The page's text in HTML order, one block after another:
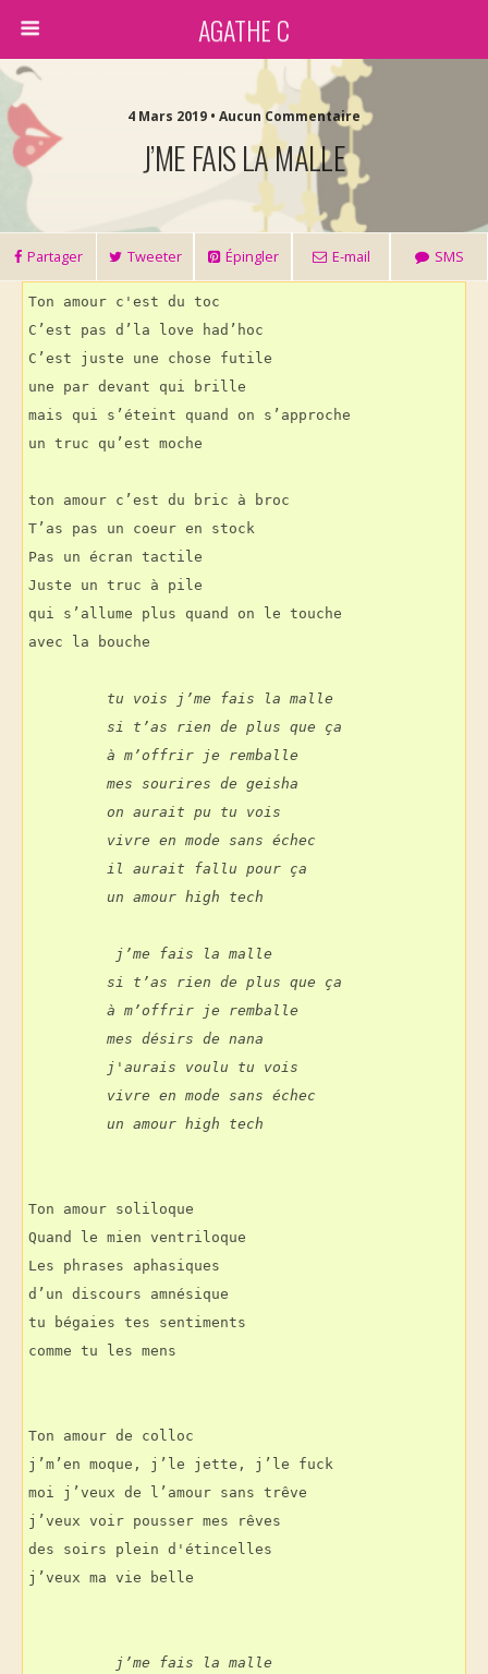
AGATHE C
4 Mars 2019 • Aucun Commentaire
J’ME FAIS LA MALLE
Partager Tweeter Épingler E-mail SMS
Ton amour c'est du toc
C’est pas d’la love had’hoc
C’est juste une chose futile
une par devant qui brille
mais qui s’éteint quand on s’approche
un truc qu’est moche
ton amour c’est du bric à broc
T’as pas un coeur en stock
Pas un écran tactile
Juste un truc à pile
qui s’allume plus quand on le touche
avec la bouche
tu vois j’me fais la malle
si t’as rien de plus que ça
à m’offrir je remballe
mes sourires de geisha
on aurait pu tu vois
vivre en mode sans échec
il aurait fallu pour ça
un amour high tech
j’me fais la malle
si t’as rien de plus que ça
à m’offrir je remballe
mes désirs de nana
j'aurais voulu tu vois
vivre en mode sans échec
un amour high tech
Ton amour soliloque
Quand le mien ventriloque
Les phrases aphasiques
d’un discours amnésique
tu bégaies tes sentiments
comme tu les mens
Ton amour de colloc
j’m’en moque, j’le jette, j’le fuck
moi j’veux de l’amour sans trêve
j’veux voir pousser mes rêves
des soirs plein d'étincelles
j’veux ma vie belle
j’me fais la malle